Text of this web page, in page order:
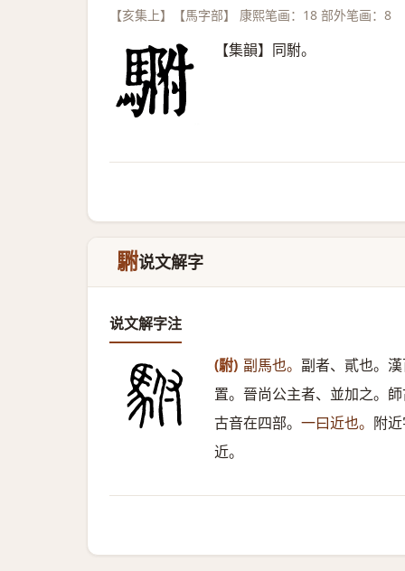
【亥集上】【馬字部】 康熙笔画：18 部外笔画：8
【集韻】同駙。
䮛说文解字
说文解字注
(駙) 副馬也。 副者、貳也。
置。晉尚公主者、並加之。
古音在四部。 一曰近也。 附
近。